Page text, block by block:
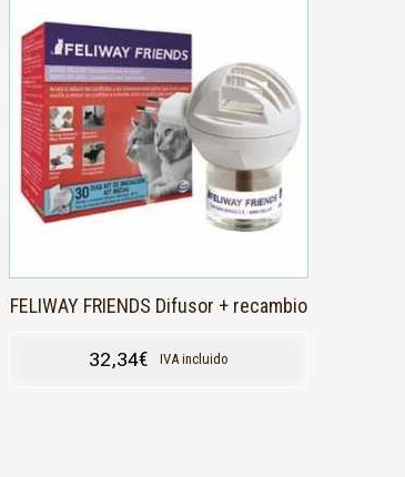
FELIWAY FRIENDS Difusor + recambio
32,34€ IVA incluido